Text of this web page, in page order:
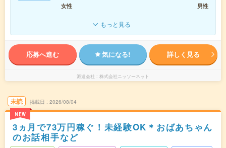
女性
男性
もっと見る
応募へ進む 気になる! 詳しく見る
派遣会社 株式会社ニッソーネット
未読
NEW
掲載日 2026/08/04
3ヵ月で73万円稼ぐ！未経験OK＊おばあちゃん
のお話相手など